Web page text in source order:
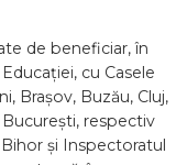
de beneficiar, în
cu Casele
Brașov, Buzău, Cluj,
respectiv
și Inspectoratul